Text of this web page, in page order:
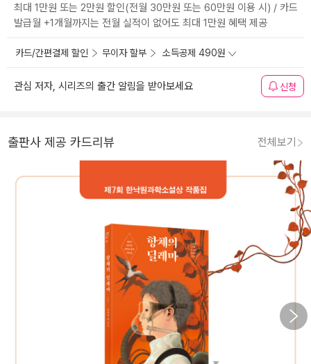
최대 1만원 또는 2만원 할인(전월 30만원 또는 60만원 이용 시) / 카드
발급월 +1개월까지는 전월 실적이 없어도 최대 1만원 혜택 제공
카드/간편결제 할인 무이자 할부 소득공제 490원
관심 저자, 시리즈의 출간 알림을 받아보세요 신청
출판사 제공 카드리뷰 전체보기